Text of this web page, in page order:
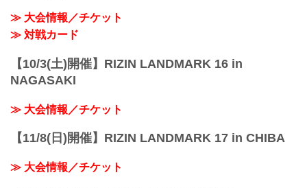
≫ 大会情報／チケット
≫ 対戦カード
【10/3(土)開催】RIZIN LANDMARK 16 in
NAGASAKI
≫ 大会情報／チケット
【11/8(日)開催】RIZIN LANDMARK 17 in CHIBA
≫ 大会情報／チケット